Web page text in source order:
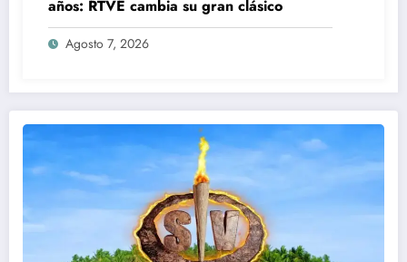
años: RTVE cambia su gran clásico
Agosto 7, 2026